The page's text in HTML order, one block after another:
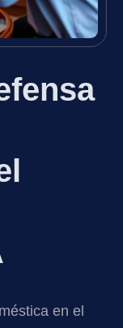
en el